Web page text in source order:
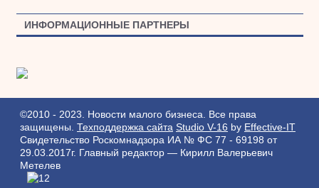
ИНФОРМАЦИОННЫЕ ПАРТНЕРЫ
©2010 - 2023. Новости малого бизнеса. Все права
защищены. Техподдержка сайта Studio V-16 by Effective-IT
Свидетельство Роскомнадзора ИА № ФС 77 - 69198 от
29.03.2017г.